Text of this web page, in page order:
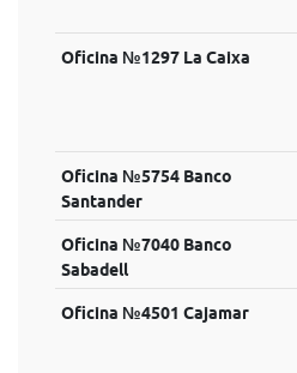
Oficina №1297 La Caixa
Oficina №5754 Banco
Santander
Oficina №7040 Banco
Sabadell
Oficina №4501 Cajamar